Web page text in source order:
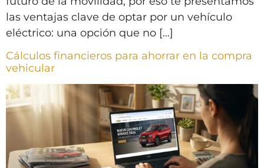
las ventajas clave de optar por un vehículo
eléctrico: una opción que no […]
Cálculos financieros para ahorrar en la compra
vehicular